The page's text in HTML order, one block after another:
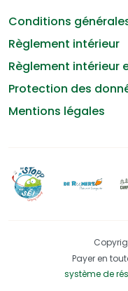
Conditions
Règlement intérieur
Règlement intérieur
Protection des
Mentions légales
Payer en
système de